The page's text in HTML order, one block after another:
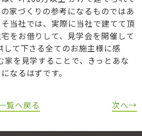
家づくりの参考になるものではあ
当社では、実際に当社で建てて頂
をお借りして、見学会を開催して
して下さる全てのお施主様に感
家を見学することで、きっとあな
なるはずです。
覧へ戻る 次へ→